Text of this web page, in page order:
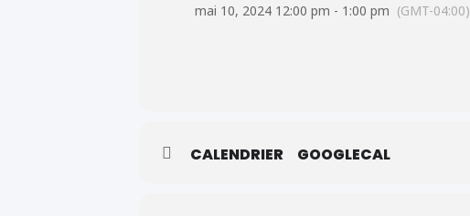
mai 10, 2024 12:00 pm - 1:00 pm (GMT-04:00)
CALENDRIER GOOGLECAL